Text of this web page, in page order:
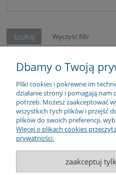
szukaj Wyczyść filtr
MOJE
Dbamy o Twoją
Pliki cookies i pokrewne im
działanie strony i pomagają
potrzeb. Możesz zaakceptować
wszystkich tych plików i przejść
plików do swoich preferencji,
Więcej o plikach cookies
prywatności.
zaakceptuj